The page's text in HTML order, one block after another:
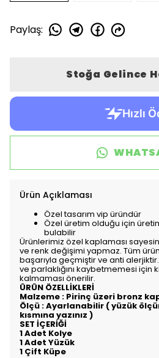
Paylaş:
Stoğa Gelince
Ürün Açıklaması
Özel tasarım vip üründür
Özel üretim olduğu için
bulabilir
Ürünlerimiz özel kaplaması
ve renk değişimi yapmaz. Tüm
başarıyla geçmiştir ve anti
ve parlaklığını kaybetmemesi için
kalmaması önerilir.
ÜRÜN ÖZELLİKLERİ
Malzeme : Pirinç üzeri bronz
Ölçü : Ayarlanabilir ( yüzük
kısmına yazınız )
SET İÇERİĞİ
1 Adet Kolye
1 Adet Yüzük
1 Çift Küpe